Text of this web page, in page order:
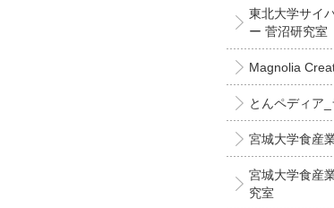
東北大学サイ
ー 菅沼研究室
Magnolia
とんペディア_
宮城大学食産
宮城大学食産
究室